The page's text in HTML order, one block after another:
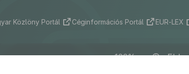
Közlöny Portál Céginformációs Portál EUR-LEX
ELI